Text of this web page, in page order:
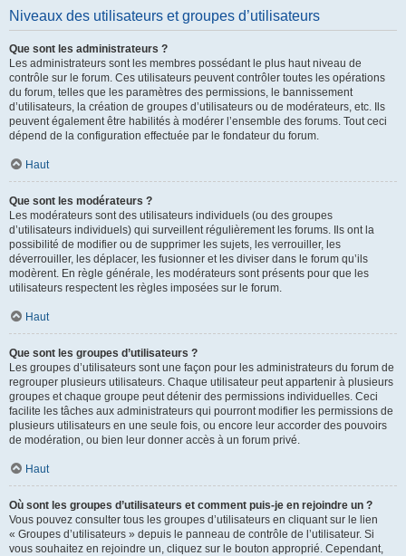
Niveaux des utilisateurs et groupes d’utilisateurs
Que sont les administrateurs ?
Les administrateurs sont les membres possédant le plus haut niveau de
contrôle sur le forum. Ces utilisateurs peuvent contrôler toutes les opérations
du forum, telles que les paramètres des permissions, le bannissement
d’utilisateurs, la création de groupes d’utilisateurs ou de modérateurs, etc. Ils
peuvent également être habilités à modérer l’ensemble des forums. Tout ceci
dépend de la configuration effectuée par le fondateur du forum.
Haut
Que sont les modérateurs ?
Les modérateurs sont des utilisateurs individuels (ou des groupes
d’utilisateurs individuels) qui surveillent régulièrement les forums. Ils ont la
possibilité de modifier ou de supprimer les sujets, les verrouiller, les
déverrouiller, les déplacer, les fusionner et les diviser dans le forum qu’ils
modèrent. En règle générale, les modérateurs sont présents pour que les
utilisateurs respectent les règles imposées sur le forum.
Haut
Que sont les groupes d’utilisateurs ?
Les groupes d’utilisateurs sont une façon pour les administrateurs du forum de
regrouper plusieurs utilisateurs. Chaque utilisateur peut appartenir à plusieurs
groupes et chaque groupe peut détenir des permissions individuelles. Ceci
facilite les tâches aux administrateurs qui pourront modifier les permissions de
plusieurs utilisateurs en une seule fois, ou encore leur accorder des pouvoirs
de modération, ou bien leur donner accès à un forum privé.
Haut
Où sont les groupes d’utilisateurs et comment puis-je en rejoindre un ?
Vous pouvez consulter tous les groupes d’utilisateurs en cliquant sur le lien
« Groupes d’utilisateurs » depuis le panneau de contrôle de l’utilisateur. Si
vous souhaitez en rejoindre un, cliquez sur le bouton approprié. Cependant,